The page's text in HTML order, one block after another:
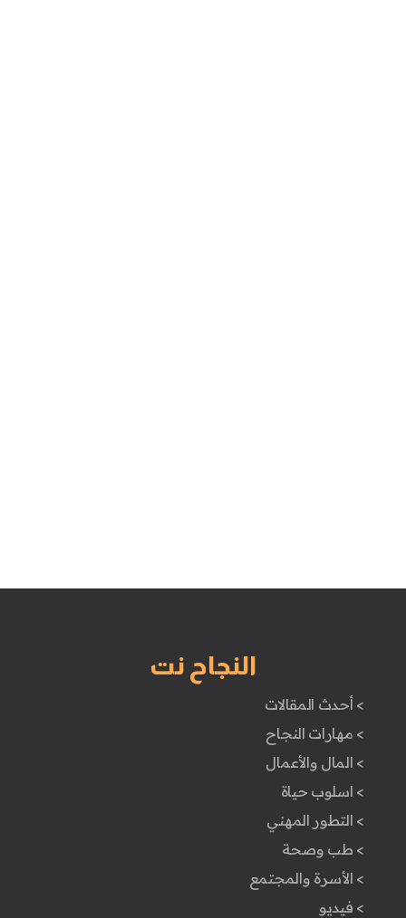
النجاح نت
> أحدث المقالات
> مهارات النجاح
> المال والأعمال
> اسلوب حياة
> التطور المهني
> طب وصحة
> الأسرة والمجتمع
> فيديو